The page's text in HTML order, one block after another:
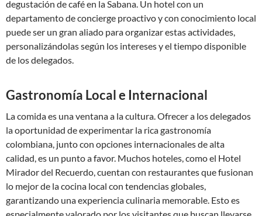
degustación de café en la Sabana. Un hotel con un
departamento de concierge proactivo y con conocimiento local
puede ser un gran aliado para organizar estas actividades,
personalizándolas según los intereses y el tiempo disponible
de los delegados.
Gastronomía Local e Internacional
La comida es una ventana a la cultura. Ofrecer a los delegados
la oportunidad de experimentar la rica gastronomía
colombiana, junto con opciones internacionales de alta
calidad, es un punto a favor. Muchos hoteles, como el Hotel
Mirador del Recuerdo, cuentan con restaurantes que fusionan
lo mejor de la cocina local con tendencias globales,
garantizando una experiencia culinaria memorable. Esto es